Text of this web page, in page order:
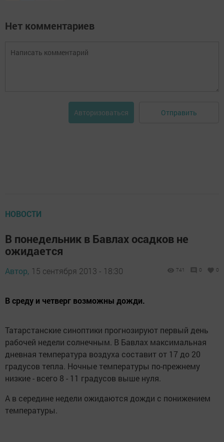
Нет комментариев
Авторизоваться Отправить
НОВОСТИ
В понедельник в Бавлах осадков не
ожидается
Автор, 15 сентября 2013 - 18:30 741 0 0
В среду и четверг возможны дожди.
Татарстанские синоптики прогнозируют первый день
рабочей недели солнечным. В Бавлах максимальная
дневная температура воздуха составит от 17 до 20
градусов тепла. Ночные температуры по-прежнему
низкие - всего 8 - 11 градусов выше нуля.
А в середине недели ожидаются дожди с понижением
температуры.